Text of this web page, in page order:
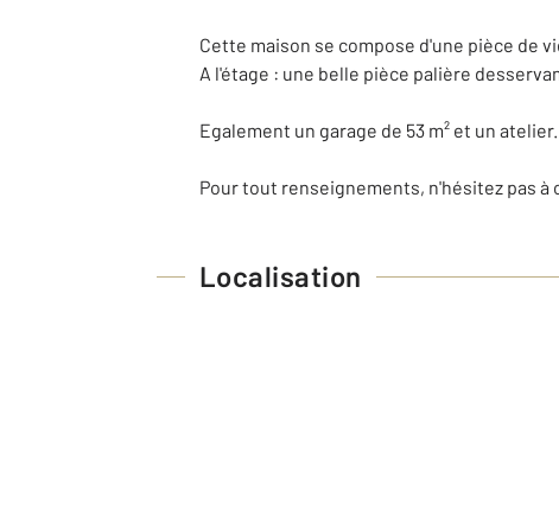
Cette maison se compose d'une pièce de
A l'étage : une belle pièce palière
Egalement un garage de 53 m² et un atelier.
Pour tout renseignements, n'hésitez pas à
Localisation